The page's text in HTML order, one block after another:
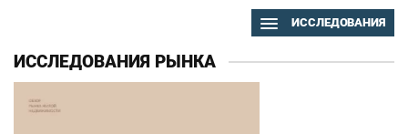
ИССЛЕДОВАНИЯ
ИССЛЕДОВАНИЯ РЫНКА